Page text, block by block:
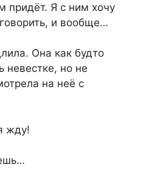
придёт. Я с ним хочу
и вообще…
Она как будто
невестке, но не
на неё с
жду!